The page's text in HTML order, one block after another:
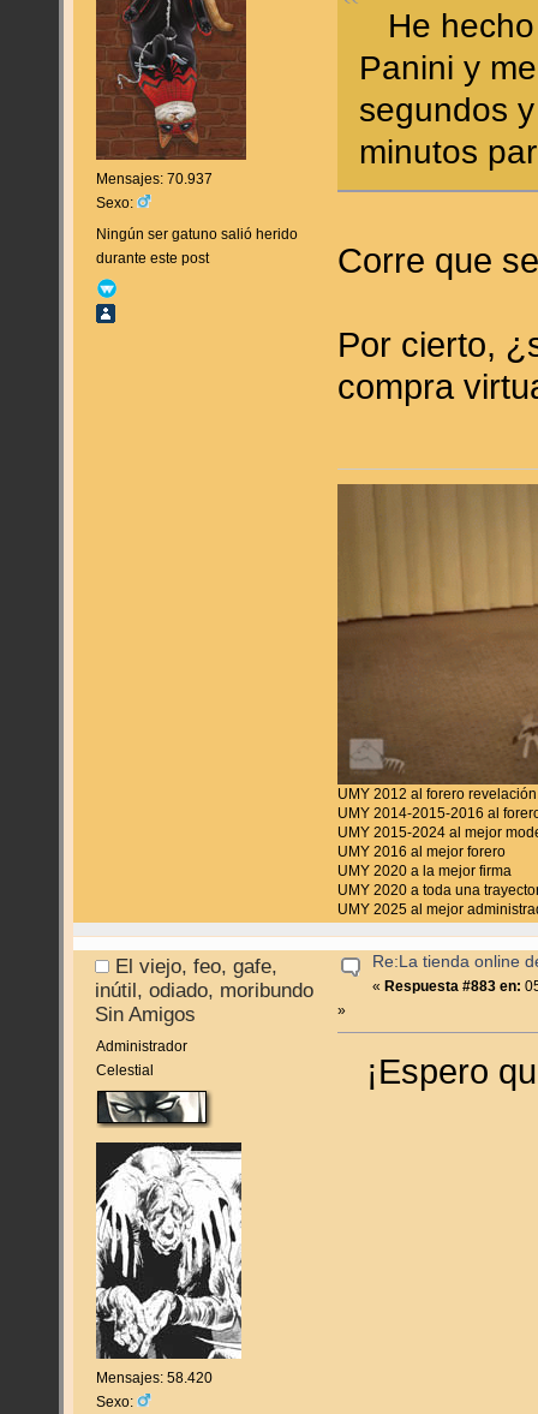
Mensajes: 70.937
Sexo:
Ningún ser gatuno salió herido
durante este post
He hecho
Panini y
segundos
minutos
Corre que
Por cierto,
compra
UMY 2012 al forero revelación
UMY 2014-2015-2016 al
UMY 2015-2024 al mejor
UMY 2016 al mejor forero
UMY 2020 a la mejor firma
UMY 2020 a toda una
UMY 2025 al mejor
El viejo, feo, gafe,
inútil, odiado, moribundo
Sin Amigos
Administrador
Celestial
Mensajes: 58.420
Sexo:
Re:La tienda online
« Respuesta #883 en:
»
¡Espero